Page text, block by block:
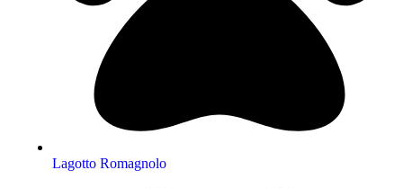
Lagotto Romagnolo